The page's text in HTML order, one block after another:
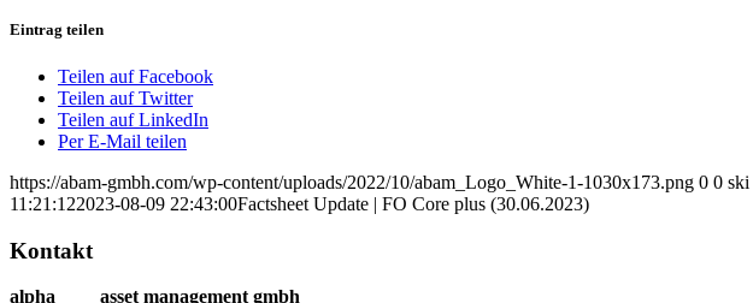
Eintrag teilen
Teilen auf Facebook
Teilen auf Twitter
Teilen auf LinkedIn
Per E-Mail teilen
https://abam-gmbh.com/wp-content/uploads/2022/10/abam_Logo_White-1-1030x173.png 0 0 ski
11:21:122023-08-09 22:43:00Factsheet Update | FO Core plus (30.06.2023)
Kontakt
alpha
asset management gmbh